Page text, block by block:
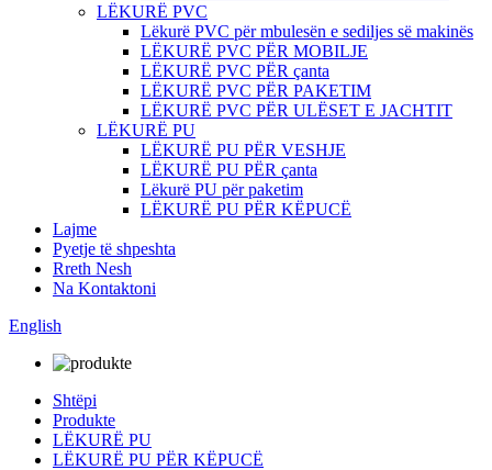
LËKURË PVC
Lëkurë PVC për mbulesën e sediljes së makinës
LËKURË PVC PËR MOBILJE
LËKURË PVC PËR çanta
LËKURË PVC PËR PAKETIM
LËKURË PVC PËR ULËSET E JACHTIT
LËKURË PU
LËKURË PU PËR VESHJE
LËKURË PU PËR çanta
Lëkurë PU për paketim
LËKURË PU PËR KËPUCË
Lajme
Pyetje të shpeshta
Rreth Nesh
Na Kontaktoni
English
Shtëpi
Produkte
LËKURË PU
LËKURË PU PËR KËPUCË